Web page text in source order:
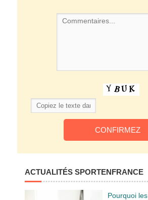
ACTUALITÉS SPORTENFRANCE
Pourquoi